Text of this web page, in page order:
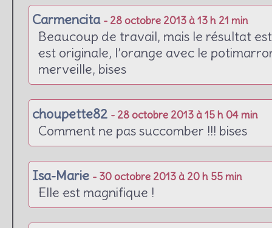
Carmencita - 28 octobre 2013 à 13 h 21 min
Beaucoup de travail, mais le résultat
est originale, l’orange avec le
merveille, bises
choupette82 - 28 octobre 2013 à 15 h 04 min
Comment ne pas succomber !!! bises
Isa-Marie - 30 octobre 2013 à 20 h 55 min
Elle est magnifique !